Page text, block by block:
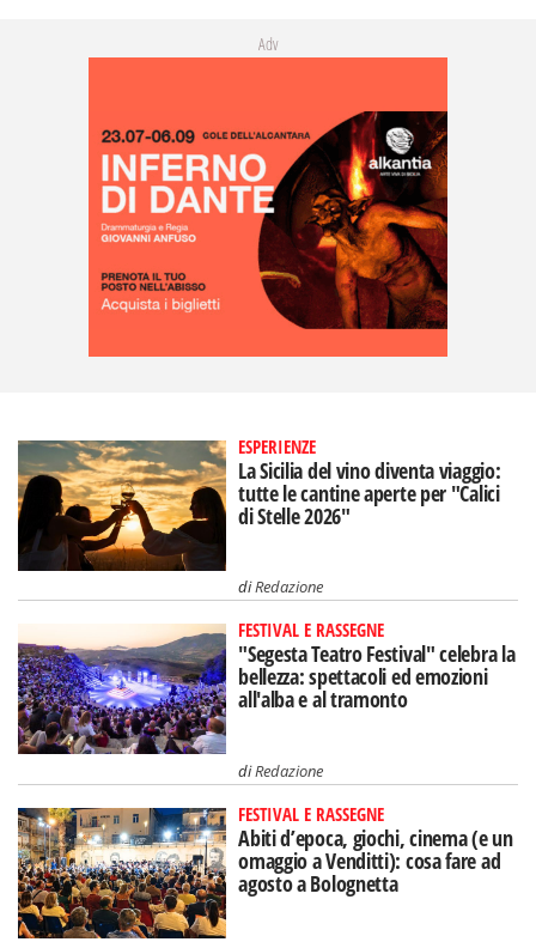
Adv
ESPERIENZE
La Sicilia del vino diventa viaggio:
tutte le cantine aperte per "Calici
di Stelle 2026"
diRedazione
FESTIVAL E RASSEGNE
"Segesta Teatro Festival" celebra la
bellezza: spettacoli ed emozioni
all'alba e al tramonto
diRedazione
FESTIVAL E RASSEGNE
Abiti d’epoca, giochi, cinema (e un
omaggio a Venditti): cosa fare ad
agosto a Bolognetta